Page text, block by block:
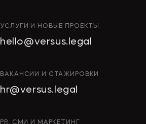
УСЛУГИ И НОВЫЕ ПРОЕКТЫ
hello@versus.legal
ВАКАНСИИ И СТАЖИРОВКИ
hr@versus.legal
PR, СМИ И МАРКЕТИНГ